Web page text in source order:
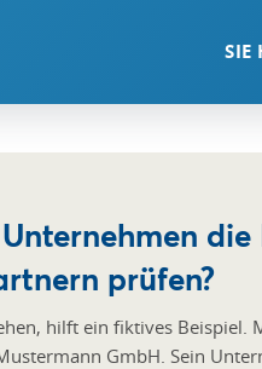
SIE
prüfen?
hilft ein fiktives Beispiel.
GmbH. Sein